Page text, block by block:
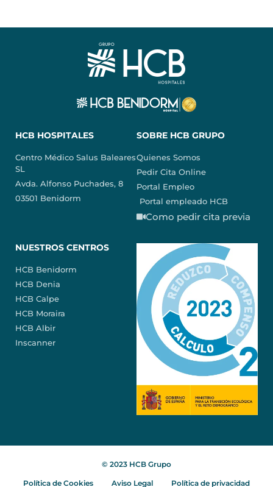
HCB HOSPITALES
Centro Médico Salus Baleares
SL
Avda. Alfonso Puchades, 8
03501 Benidorm
SOBRE HCB GRUPO
Quienes Somos
Pedir Cita Online
Portal Empleo
Portal empleado HCB
Como pedir cita previa
NUESTROS CENTROS
HCB Benidorm
HCB Denia
HCB Calpe
HCB Moraira
HCB Albir
Inscanner
© 2023 HCB Grupo
Política de Cookies Aviso Legal Política de privacidad